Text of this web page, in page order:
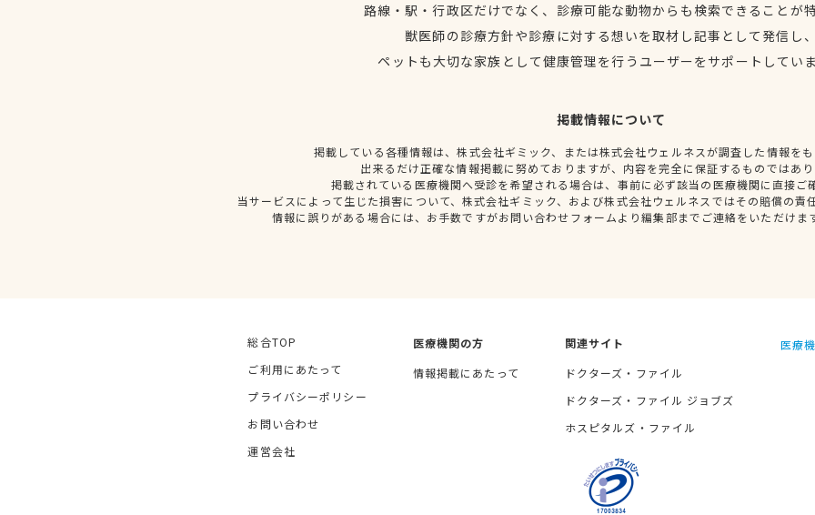
路線・駅・行政区だけでなく、診療可能な動物からも検索できることが
獣医師の診療方針や診療に対する想いを取材し記事として発信し
ペットも大切な家族として健康管理を行うユーザーをサポートしてい
掲載情報について
掲載している各種情報は、株式会社ギミック、または株式会社ウェルネスが調査した情報を
出来るだけ正確な情報掲載に努めておりますが、内容を完全に保証するものではあ
掲載されている医療機関へ受診を希望される場合は、事前に必ず該当の医療機関に直接ご
当サービスによって生じた損害について、株式会社ギミック、および株式会社ウェルネスではその賠償の責
情報に誤りがある場合には、お手数ですがお問い合わせフォームより編集部までご連絡をいただけま
総合TOP
ご利用にあたって
プライバシーポリシー
お問い合わせ
運営会社
医療機関の方
情報掲載にあたって
関連サイト
ドクターズ・ファイル
ドクターズ・ファイル ジョブズ
ホスピタルズ・ファイル
医療